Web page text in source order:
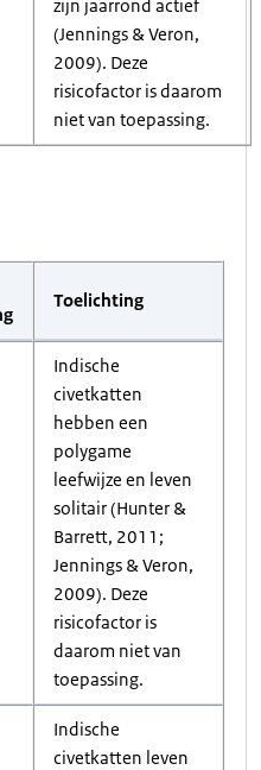
zijn jaarrond actief
(Jennings & Veron,
2009). Deze
risicofactor is daarom
niet van toepassing.
Toelichting
Indische
civetkatten
hebben een
polygame
leefwijze en leven
solitair (Hunter &
Barrett, 2011;
Jennings & Veron,
2009). Deze
risicofactor is
daarom niet van
toepassing.
Indische
civetkatten leven